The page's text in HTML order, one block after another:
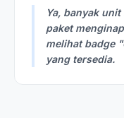
Ya, banyak
paket
melihat badge
yang tersedia.